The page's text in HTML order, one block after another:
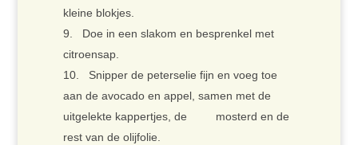
kleine blokjes.
Doe in een slakom en besprenkel met
citroensap.
Snipper de peterselie fijn en voeg toe
aan de avocado en appel, samen met de
uitgelekte kappertjes, de mosterd en de
rest van de olijfolie.